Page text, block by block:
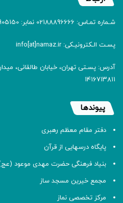
شـماره تمـاس: 02188896666 نمابر: 02188905150
پسـت الـکترونیـکی: info[at]namaz.ir
۱۴۱۶۷۱۳۸۱۱
پیوندها
دفتر مقام معظم رهبری
پایگاه درسهایی از قرآن
بنیاد فرهنگی حضرت مهدی موعود
مجمع خیرین مسجد ساز
مرکز تخصصی نماز